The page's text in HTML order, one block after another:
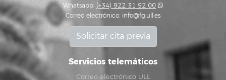
Whatsapp: (+34) 922 31 92 00
Correo electrónico: info@fg.ull.es
Solicitar cita previa
Servicios telemáticos
Correo electrónico ULL